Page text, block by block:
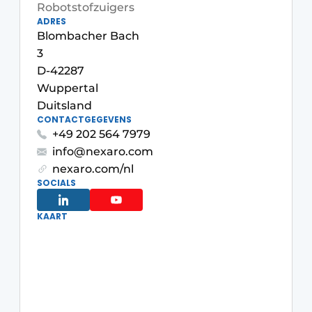
Wellness & Comfort
Robotstofzuigers
ADRES
Blombacher Bach
3
D-42287
Wuppertal
Duitsland
CONTACTGEGEVENS
+49 202 564 7979
info@nexaro.com
nexaro.com/nl
SOCIALS
KAART